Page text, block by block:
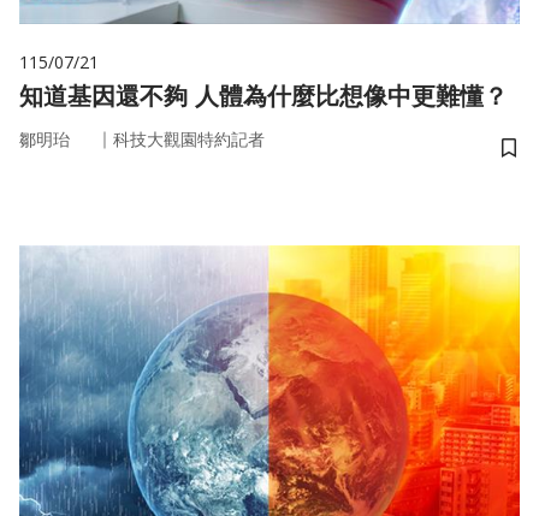
115/07/21
知道基因還不夠 人體為什麼比想像中更難懂？
鄒明珆 ｜ 科技大觀園特約記者
儲